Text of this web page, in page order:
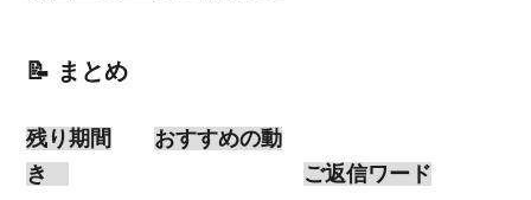
📝 まとめ
残り期間
おすすめの動
き
ご返信ワード